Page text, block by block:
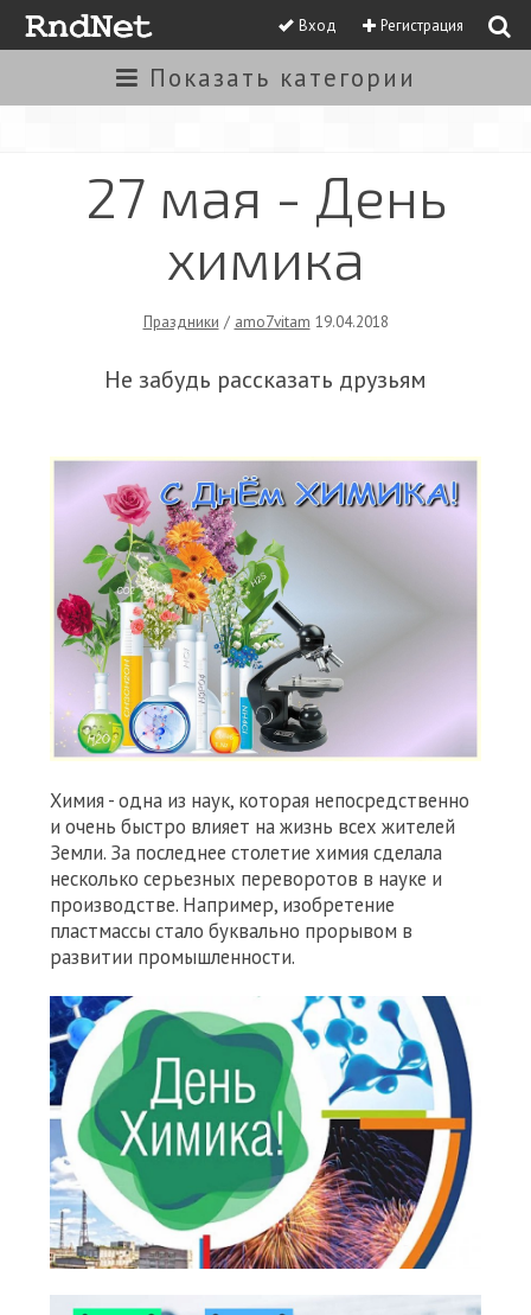
Вход Регистрация
Показать категории
27 мая - День
химика
Праздники / amo7vitam 19.04.2018
Не забудь рассказать друзьям
Химия - одна из наук, которая непосредственно
и очень быстро влияет на жизнь всех жителей
Земли. За последнее столетие химия сделала
несколько серьезных переворотов в науке и
производстве. Например, изобретение
пластмассы стало буквально прорывом в
развитии промышленности.